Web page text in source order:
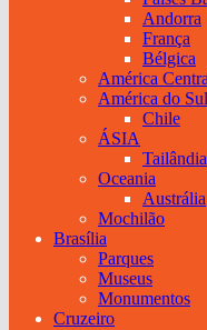
Andorra
França
Bélgica
América
América do Sul
Chile
ÁSIA
Tailândia
Oceania
Austrália
Mochilão
Brasília
Parques
Museus
Monumentos
Cruzeiro